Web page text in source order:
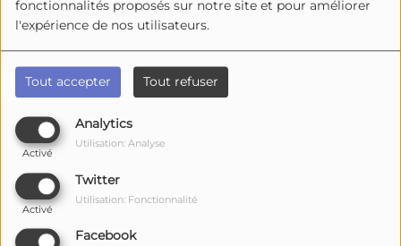
fonctionnalités proposés sur notre site et pour améliorer
l'expérience de nos utilisateurs.
Tout accepter Tout refuser
Analytics
Activé
Utilisation: Analyse
Twitter
Activé
Utilisation: Fonctionnalité
Facebook